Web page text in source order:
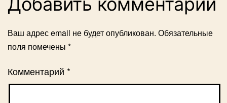
Ваш адрес email не будет опубликован. Обязательные
поля помечены *
Комментарий *